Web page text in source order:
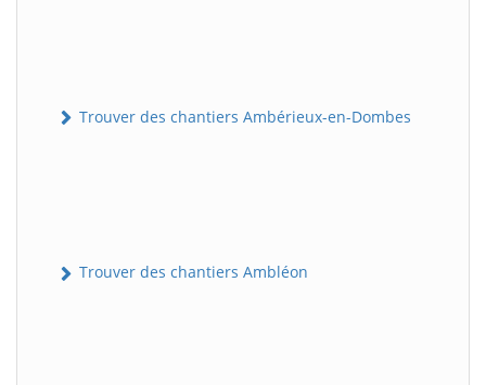
Trouver des chantiers Ambérieux-en-Dombes
Trouver des chantiers Ambléon